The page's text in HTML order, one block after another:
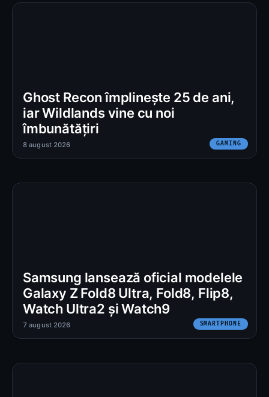
Ghost Recon împlinește 25 de ani,
iar Wildlands vine cu noi
îmbunătățiri
GAMING
8 august 2026
Samsung lansează oficial modelele
Galaxy Z Fold8 Ultra, Fold8, Flip8,
Watch Ultra2 și Watch9
SMARTPHONE
7 august 2026